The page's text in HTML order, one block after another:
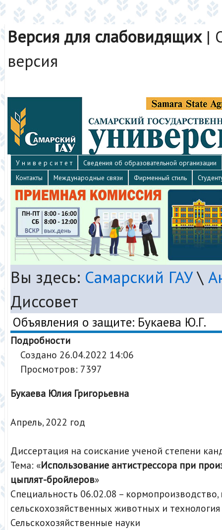
Версия для слабовидящих|
версия
У н и в е р с и т е т
Сведения об образовательной организации
Контакты
Международные связи Фирменный стиль
Вы здесь: Самарский ГАУ\
Диссовет
Объявления о защите: Букаева Ю.Г.
Подробности
Создано 26.04.2022 14:06
Просмотров: 7397
Букаева Юлия Григорьевна
Апрель, 2022 год
Диссертация на соискание ученой степени
Тема: «Использование антистрессора при
цыплят-бройлеров»
Специальность 06.02.08 –
сельскохозяйственных животных и
Сельскохозяйственные науки